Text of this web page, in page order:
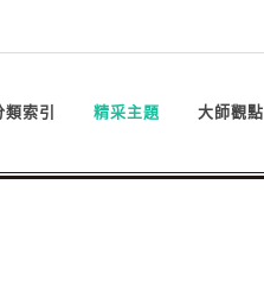
類索引 精采主題 大師觀點